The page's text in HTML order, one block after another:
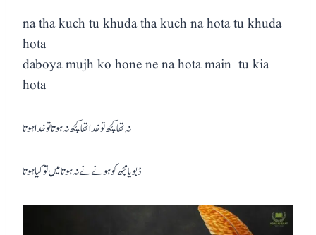
na tha kuch tu khuda tha kuch na hota tu khuda
hota
daboya mujh ko hone ne na hota main tu kia
hota
نہ تھا کچھ تو خدا تھا کچھ نہ ہوتا تو خدا ہوتا
ڈبویا مجھ کو ہونے نے نہ ہوتا میں تو کیا ہوتا